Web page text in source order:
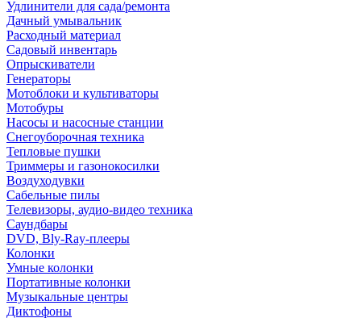
Удлинители для сада/ремонта
Дачный умывальник
Расходный материал
Садовый инвентарь
Опрыскиватели
Генераторы
Мотоблоки и культиваторы
Мотобуры
Насосы и насосные станции
Снегоуборочная техника
Тепловые пушки
Триммеры и газонокосилки
Воздуходувки
Сабельные пилы
Телевизоры, аудио-видео техника
Саундбары
DVD, Bly-Ray-плееры
Колонки
Умные колонки
Портативные колонки
Музыкальные центры
Диктофоны